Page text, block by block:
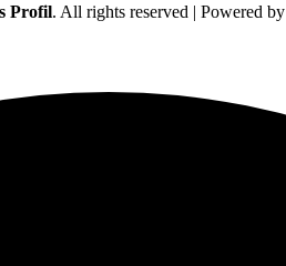
Profil. All rights reserved | Powered by